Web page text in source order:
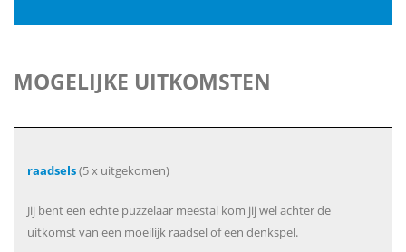
MOGELIJKE UITKOMSTEN
raadsels(5 x uitgekomen)
Jij bent een echte puzzelaar meestal kom jij wel achter de
uitkomst van een moeilijk raadsel of een denkspel.